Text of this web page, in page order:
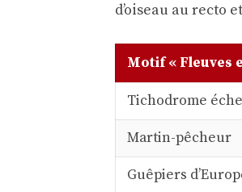
d’oiseau au recto
Motif « Fleuves
Tichodrome
Martin-pêcheur
Guêpiers